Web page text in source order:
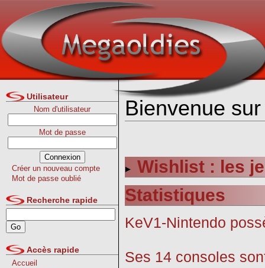
Utilisateur
Nom d'utilisateur
Mot de passe
Créer un nouveau compte
Mot de passe oublié
Recherche rapide
Accès rapide
Accueil
Bienvenue
Wishlist : les
Statistiques
KeV1-Nintendo
Ses 14 consoles